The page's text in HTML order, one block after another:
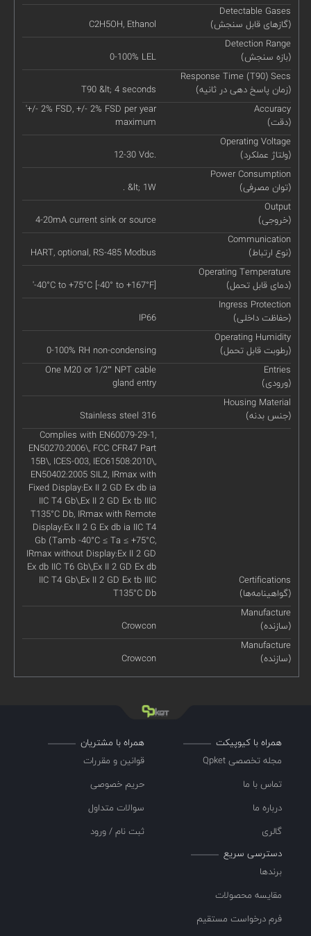
Detectable Gases
(گازهای قابل سنجش)
C2H5OH, Ethanol
Detection Range
(بازه سنجش)
0-100% LEL
Response Time (T90) Secs
(زمان پاسخ دهی در ثانیه)
T90 &lt; 4 seconds
Accuracy
(دقت)
'+/- 2% FSD, +/- 2% FSD per year
maximum
Operating Voltage
(ولتاژ عملکرد)
12-30 Vdc.
Power Consumption
(توان مصرفی)
. &lt; 1W
Output
(خروجی)
4-20mA current sink or source
Communication
(نوع ارتباط)
HART, optional, RS-485 Modbus
Operating Temperature
(دمای قابل تحمل)
'-40°C to +75°C [-40° to +167°F]
Ingress Protection
(حفاظت داخلی)
IP66
Operating Humidity
(رطوبت قابل تحمل)
0-100% RH non-condensing
Entries
(ورودی)
One M20 or 1/2” NPT cable
gland entry
Housing Material
(جنس بدنه)
Stainless steel 316
Certifications
(گواهینامه‌ها)
Complies with EN60079-29-1,
EN50270:2006\, FCC CFR47 Part
15B\, ICES-003, IEC61508:2010\,
EN50402:2005 SIL2, IRmax with
Fixed Display:Ex II 2 GD Ex db ia
IIC T4 Gb\,Ex II 2 GD Ex tb IIIC
T135°C Db, IRmax with Remote
Display:Ex II 2 G Ex db ia IIC T4
Gb (Tamb -40°C ≤ Ta ≤ +75°C,
IRmax without Display:Ex II 2 GD
Ex db IIC T6 Gb\,Ex II 2 GD Ex db
IIC T4 Gb\,Ex II 2 GD Ex tb IIIC
T135°C Db
Manufacture
(سازنده)
Crowcon
Manufacture
(سازنده)
Crowcon
همراه با کیوپیکت
مجله تخصصی Qpket
تماس با ما
درباره ما
گالری
همراه با مشتریان
قوانین و مقررات
حریم خصوصی
سوالات متداول
ثبت نام / ورود
دسترسی سریع
برندها
مقایسه محصولات
فرم درخواست مستقیم